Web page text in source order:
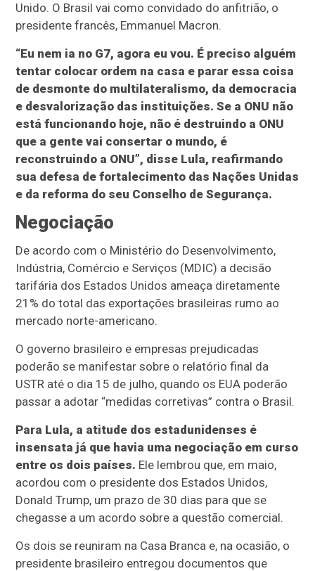
Unido. O Brasil vai como convidado do anfitrião, o
presidente francês, Emmanuel Macron.
“Eu nem ia no G7, agora eu vou. É preciso alguém
tentar colocar ordem na casa e parar essa coisa
de desmonte do multilateralismo, da democracia
e desvalorização das instituições. Se a ONU não
está funcionando hoje, não é destruindo a ONU
que a gente vai consertar o mundo, é
reconstruindo a ONU”, disse Lula, reafirmando
sua defesa de fortalecimento das Nações Unidas
e da reforma do seu Conselho de Segurança.
Negociação
De acordo com o Ministério do Desenvolvimento,
Indústria, Comércio e Serviços (MDIC) a decisão
tarifária dos Estados Unidos ameaça diretamente
21% do total das exportações brasileiras rumo ao
mercado norte-americano.
O governo brasileiro e empresas prejudicadas
poderão se manifestar sobre o relatório final da
USTR até o dia 15 de julho, quando os EUA poderão
passar a adotar “medidas corretivas” contra o Brasil.
Para Lula, a atitude dos estadunidenses é
insensata já que havia uma negociação em curso
entre os dois países. Ele lembrou que, em maio,
acordou com o presidente dos Estados Unidos,
Donald Trump, um prazo de 30 dias para que se
chegasse a um acordo sobre a questão comercial.
Os dois se reuniram na Casa Branca e, na ocasião, o
presidente brasileiro entregou documentos que